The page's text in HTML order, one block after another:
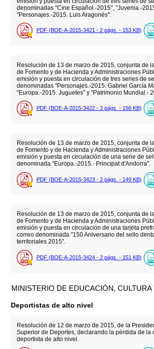
denominadas "Cine Español.-2015", "Juvenia.-
"Personajes.-2015. Luis Aragonés".
PDF (BOE-A-2015-3421 - 2 págs. - 153 KB)
Resolución de 13 de marzo de 2015, conjunta de
de Fomento y de Hacienda y Administraciones
emisión y puesta en circulación de tres series de
denominadas "Personajes.-2015. Gabriel García
"Europa.-2015. Juguetes" y "Patrimonio Mundial.-
PDF (BOE-A-2015-3422 - 3 págs. - 156 KB)
Resolución de 13 de marzo de 2015, conjunta de
de Fomento y de Hacienda y Administraciones
emisión y puesta en circulación de una serie de
denominada "Europa.-2015.- Principat d'Andorra".
PDF (BOE-A-2015-3423 - 2 págs. - 149 KB)
Resolución de 13 de marzo de 2015, conjunta de
de Fomento y de Hacienda y Administraciones
emisión y puesta en circulación de una tarjeta
correo denominada "150 Aniversario del sello
territoriales 2015".
PDF (BOE-A-2015-3424 - 2 págs. - 151 KB)
MINISTERIO DE EDUCACIÓN, CULTURA
Deportistas de alto nivel
Resolución de 12 de marzo de 2015, de la
Superior de Deportes, declarando la pérdida de la
deportista de alto nivel.